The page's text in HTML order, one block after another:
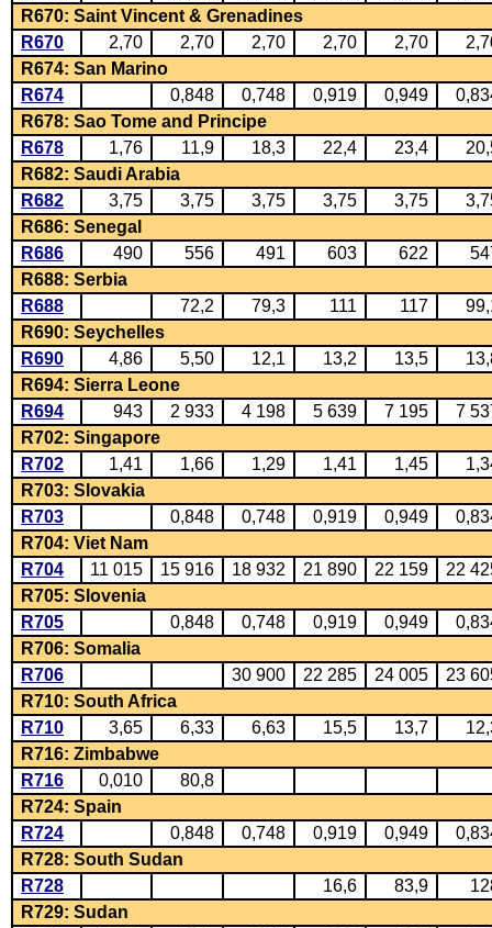
R670: Saint Vincent & Grenadines
R670
2,70 2,70 2,70 2,70 2,70
R674: San Marino
R674
0,848 0,748 0,919 0,949
R678: Sao Tome and Principe
R678
1,76 11,9 18,3 22,4 23,4
R682: Saudi Arabia
R682
3,75 3,75 3,75 3,75 3,75
R686: Senegal
R686
490 556 491 603 622
R688: Serbia
R688
72,2 79,3 111 117
R690: Seychelles
R690
4,86 5,50 12,1 13,2 13,5
R694: Sierra Leone
R694
943 2 933 4 198 5 639 7 195
7
R702: Singapore
R702
1,41 1,66 1,29 1,41 1,45
R703: Slovakia
R703
0,848 0,748 0,919 0,949
R704: Viet Nam
R704
11 015 15 916 18 932 21 890 22 159
22
R705: Slovenia
R705
0,848 0,748 0,919 0,949
R706: Somalia
R706
30 900 22 285 24 005
23
R710: South Africa
R710
3,65 6,33 6,63 15,5 13,7
R716: Zimbabwe
R716
0,010
80,8
R724: Spain
R724
0,848 0,748 0,919 0,949
R728: South Sudan
R728
16,6 83,9
R729: Sudan